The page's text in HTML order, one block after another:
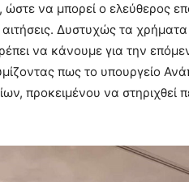
να μπορεί ο ελεύθερος
Δυστυχώς τα
να κάνουμε για την
πως το υπουργείο
προκειμένου να στηριχθεί